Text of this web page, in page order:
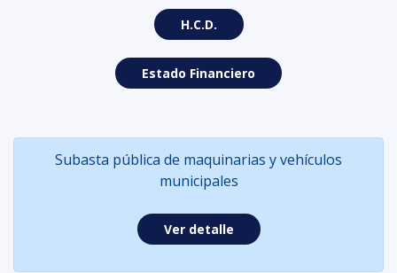
H.C.D.
Estado Financiero
Subasta pública de maquinarias y vehículos
municipales
Ver detalle